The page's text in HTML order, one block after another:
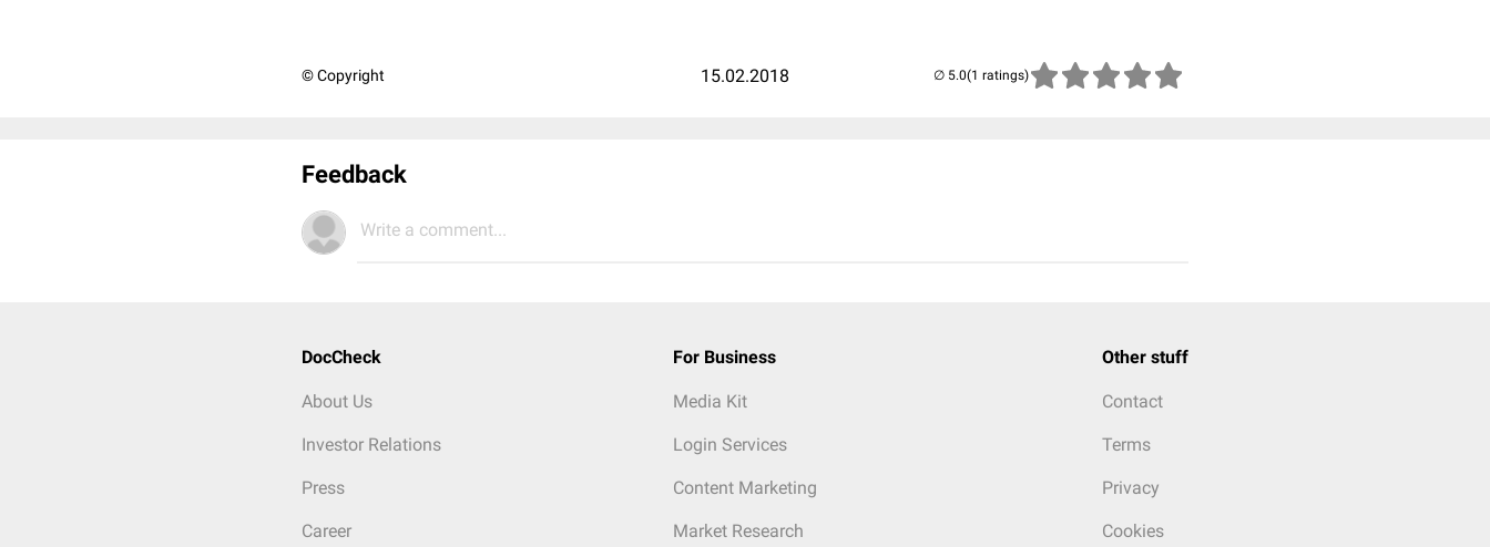
© Copyright 15.02.2018 (1 ratings)
Feedback
Write a comment...
DocCheck
About Us
Investor Relations
Press
Career
For Business
Media Kit
Login Services
Content Marketing
Market Research
Other stuff
Contact
Terms
Privacy
Cookies